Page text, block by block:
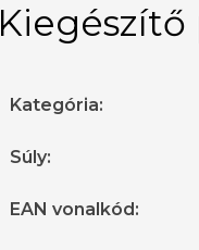
Kategória:
Súly:
EAN vonalkód :